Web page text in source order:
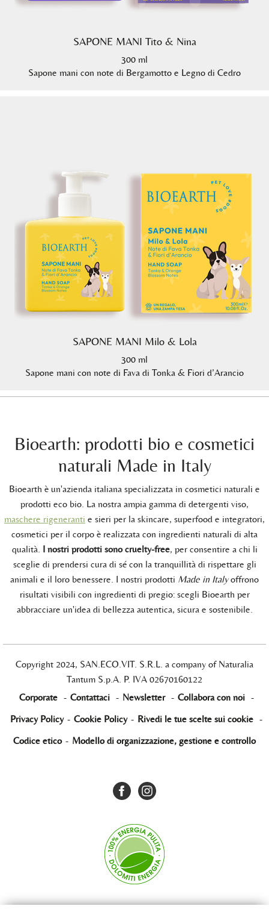
SAPONE MANI Tito & Nina
300 ml
Sapone mani con note di Bergamotto e Legno di Cedro
SAPONE MANI Milo & Lola
300 ml
Sapone mani con note di Fava di Tonka & Fiori d’Arancio
Bioearth: prodotti bio e cosmetici
naturali Made in Italy
Bioearth è un'azienda italiana specializzata in cosmetici naturali e
prodotti eco bio. La nostra ampia gamma di detergenti viso,
maschere rigeneranti e sieri per la skincare, superfood e integratori,
cosmetici per il corpo è realizzata con ingredienti naturali di alta
qualità. I nostri prodotti sono cruelty-free, per consentire a chi li
sceglie di prendersi cura di sé con la tranquillità di rispettare gli
animali e il loro benessere. I nostri prodotti Made in Italyoffrono
risultati visibili con ingredienti di pregio: scegli Bioearth per
abbracciare un'idea di bellezza autentica, sicura e sostenibile.
Copyright 2024, SAN.ECO.VIT. S.R.L. a company of Naturalia
Tantum S.p.A. P. IVA 02670160122
Corporate - Contattaci - Newsletter - Collabora con noi -
Privacy Policy - Cookie Policy - Rivedi le tue scelte sui cookie -
Codice etico - Modello di organizzazione, gestione e controllo